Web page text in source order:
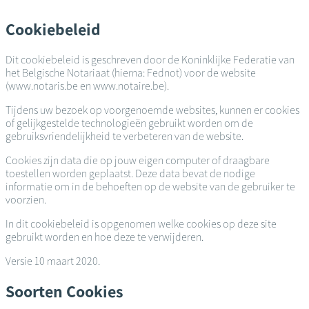
en
naar
inhoud
gaan
Cookiebeleid
Dit cookiebeleid is geschreven door de Koninklijke Federatie van
het Belgische Notariaat (hierna: Fednot) voor de website
(www.notaris.be en www.notaire.be).
Tijdens uw bezoek op voorgenoemde websites, kunnen er cookies
of gelijkgestelde technologieën gebruikt worden om de
gebruiksvriendelijkheid te verbeteren van de website.
Cookies zijn data die op jouw eigen computer of draagbare
toestellen worden geplaatst. Deze data bevat de nodige
informatie om in de behoeften op de website van de gebruiker te
voorzien.
In dit cookiebeleid is opgenomen welke cookies op deze site
gebruikt worden en hoe deze te verwijderen.
Versie 10 maart 2020.
Soorten Cookies